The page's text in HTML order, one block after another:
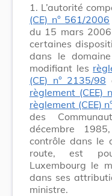
1. L’autorité
(CE) n° 561/2006
du 15 mars
certaines
dans le
modifiant les
(CE) n° 2135/98
règlement (CEE)
règlement (CEE)
des
décembre
contrôle dans le
route, est
Luxembourg le
dans ses
ministre.